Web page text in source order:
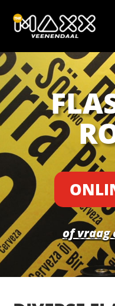
of vraag